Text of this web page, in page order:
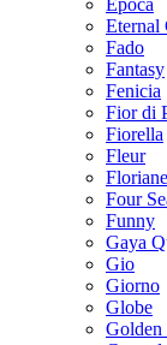
Epoca
Eternal
Fado
Fantasy
Fenicia
Fior di
Fiorella
Fleur
Floriane
Four
Funny
Gaya
Gio
Giorno
Globe